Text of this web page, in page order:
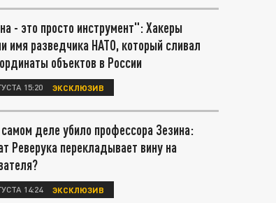
- это просто инструмент": Хакеры
имя разведчика НАТО, который сливал
объектов в России
15:20 ЭКСКЛЮЗИВ
деле убило профессора Зезина:
Реверука перекладывает вину на
14:24 ЭКСКЛЮЗИВ